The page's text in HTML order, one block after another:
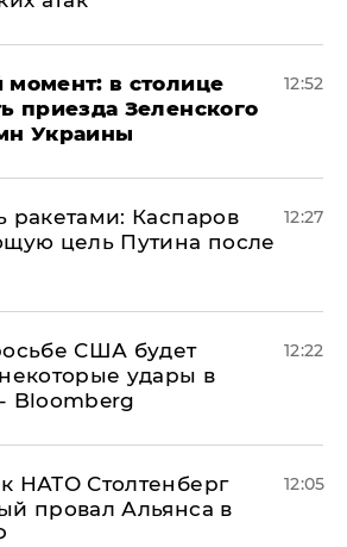
момент: в столице
приезда Зеленского
Украины
12:52
ракетами: Каспаров
цель Путина после
12:27
США будет
удары в
Bloomberg
12:22
НАТО Столтенберг
провал Альянса в
12:05